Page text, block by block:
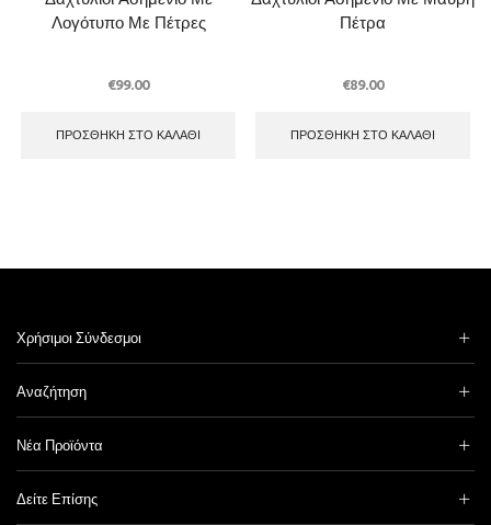
Λογότυπο Με Πέτρες
€99.00
ΠΡΟΣΘΉΚΗ ΣΤΟ ΚΑΛΆΘΙ
Πέτρα
€89.00
ΠΡΟΣΘΉΚΗ ΣΤΟ ΚΑΛΆΘΙ
Χρήσιμοι Σύνδεσμοι
Αναζήτηση
Νέα Προϊόντα
Δείτε Επίσης